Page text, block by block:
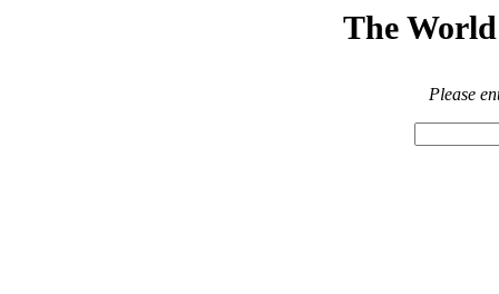
The
Please